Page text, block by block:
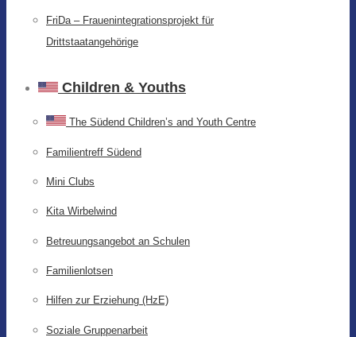
FriDa – Frauenintegrationsprojekt für
Drittstaatangehörige
Children & Youths
The Südend Children’s and Youth Centre
Familientreff Südend
Mini Clubs
Kita Wirbelwind
Betreuungsangebot an Schulen
Familienlotsen
Hilfen zur Erziehung (HzE)
Soziale Gruppenarbeit